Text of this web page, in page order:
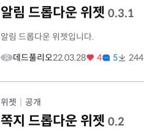
알림 드롭다운 위젯 0.3.1
알림 드롭다운 위젯입니다.
데드풀리오22.03.28 4 5 244
위젯 공개
쪽지 드롭다운 위젯 0.2